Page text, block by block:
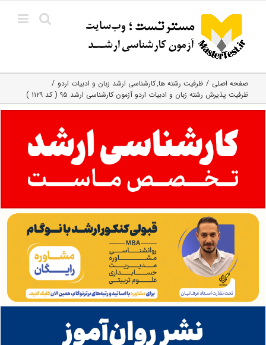
content
صفحه اصلی ظرفیت رشته ها کارشناسی ارشد زبان و ادبیات اردو
ظرفیت پذیرش رشته زبان و ادبیات اردو آزمون کارشناسی ارشد ۹۵ ( کد ۱۱۲۹ )